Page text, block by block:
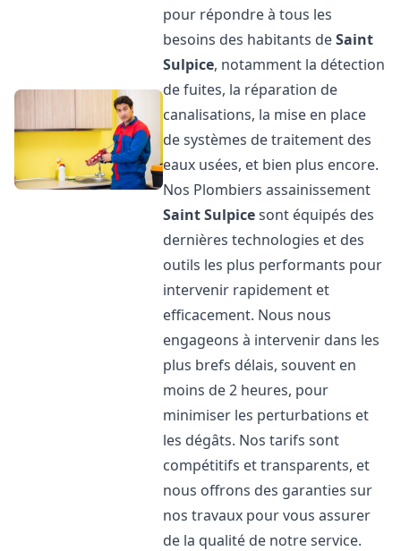
pour répondre à tous les
besoins des habitants deSaint
Sulpice, notamment la détection
de fuites, la réparation de
canalisations, la mise en place
de systèmes de traitement des
eaux usées, et bien plus encore.
Nos Plombiers assainissement
Saint Sulpicesont équipés des
dernières technologies et des
outils les plus performants pour
intervenir rapidement et
efficacement. Nous nous
engageons à intervenir dans les
plus brefs délais, souvent en
moins de 2 heures, pour
minimiser les perturbations et
les dégâts. Nos tarifs sont
compétitifs et transparents, et
nous offrons des garanties sur
nos travaux pour vous assurer
de la qualité de notre service.